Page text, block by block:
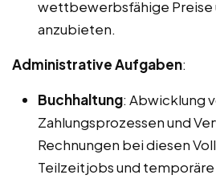
wettbewerbsfähige Preise
anzubieten.
Administrative Aufgaben:
Buchhaltung: Abwicklung
Zahlungsprozessen und
Rechnungen bei diesen
Teilzeitjobs und temporäre